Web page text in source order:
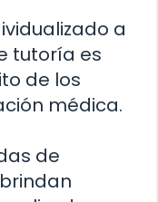
a
tutoría es
de los
médica.
de